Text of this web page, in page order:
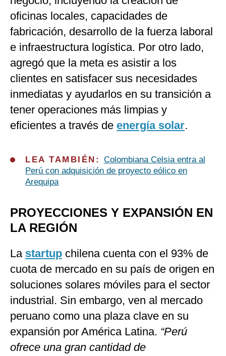
oficinas locales, capacidades de
fabricación, desarrollo de la fuerza laboral
e infraestructura logística. Por otro lado,
agregó que la meta es asistir a los
clientes en satisfacer sus necesidades
inmediatas y ayudarlos en su transición a
tener operaciones más limpias y
eficientes a través de energía solar.
LEA TAMBIÉN: Colombiana Celsia entra al
Perú con adquisición de proyecto eólico en
Arequipa
PROYECCIONES Y EXPANSIÓN EN
LA REGIÓN
La startup chilena cuenta con el 93% de
cuota de mercado en su país de origen en
soluciones solares móviles para el sector
industrial. Sin embargo, ven al mercado
peruano como una plaza clave en su
expansión por América Latina. “Perú
ofrece una gran cantidad de